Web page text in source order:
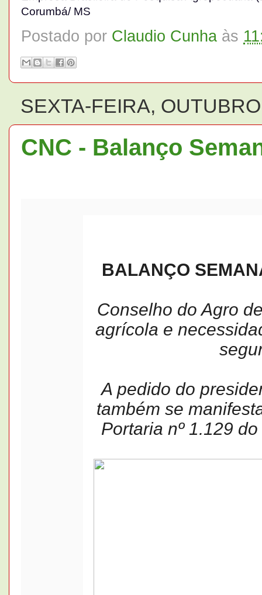
Corumbá/ MS
Postado por Claudio Cunha às
SEXTA-FEIRA,
CNC - Balanço
BALANÇO
Conselho do Agro
agrícola e
A pedido do
também se
Portaria nº 1.129